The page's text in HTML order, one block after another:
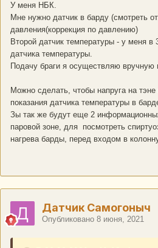
У меня НБК.
Мне нужно датчик в барду (смотреть
давления(коррекция по давлению)
Второй датчик температуры - у меня в
датчика температуры.
Подачу браги я осуществляю вручную
Можно сделать, чтобы напруга на
показания датчика температуры в
Зы так же будут еще 2
паровой зоне, для посмотреть
нагрева барды, перед входом в
Датчик Самогоныч
Опубликовано 8 июня, 2021